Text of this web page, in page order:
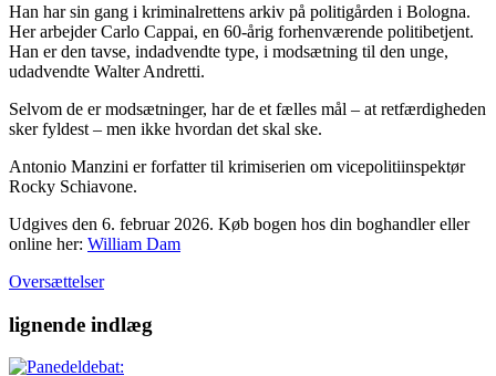
Han har sin gang i kriminalrettens arkiv på politigården i Bologna.
Her arbejder Carlo Cappai, en 60-årig forhenværende politibetjent.
Han er den tavse, indadvendte type, i modsætning til den unge,
udadvendte Walter Andretti.
Selvom de er modsætninger, har de et fælles mål – at retfærdigheden
sker fyldest – men ikke hvordan det skal ske.
Antonio Manzini er forfatter til krimiserien om vicepolitiinspektør
Rocky Schiavone.
Udgives den 6. februar 2026. Køb bogen hos din boghandler eller
online her: William Dam
Oversættelser
lignende indlæg